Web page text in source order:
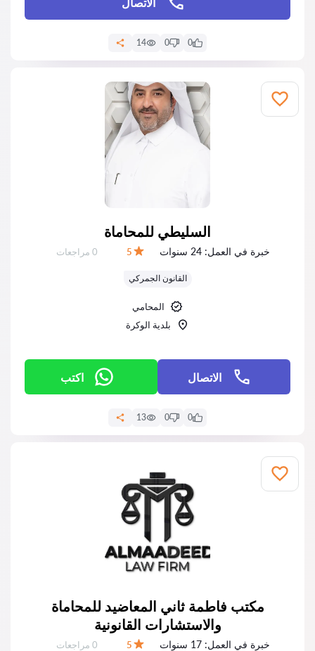
0
0
14
السليطي للمحاماة
خبرة في العمل: 24 سنوات 5 عدد المراجعات:
0 مراجعات
القانون الجمركي
المحامي
بلدية الوكرة
الاتصال اكتب
0
0
13
مكتب فاطمة ثاني المعاضيد للمحاماة
والاستشارات القانونية
خبرة في العمل: 17 سنوات 5 عدد المراجعات:
0 مراجعات